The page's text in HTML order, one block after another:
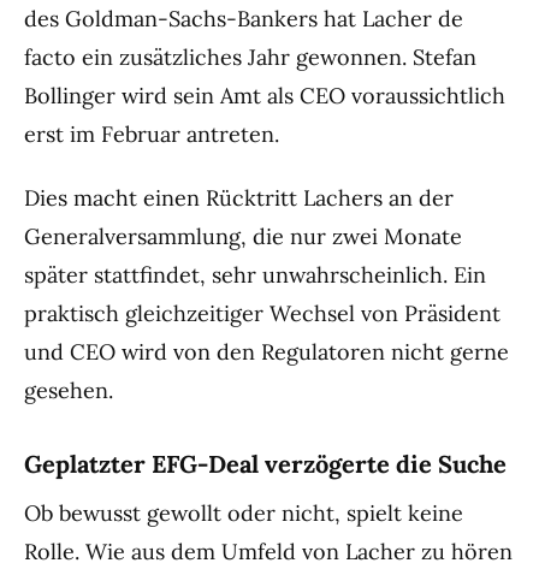
des Goldman-Sachs-Bankers hat Lacher de
facto ein zusätzliches Jahr gewonnen. Stefan
Bollinger wird sein Amt als CEO voraussichtlich
erst im Februar antreten.
Dies macht einen Rücktritt Lachers an der
Generalversammlung, die nur zwei Monate
später stattfindet, sehr unwahrscheinlich. Ein
praktisch gleichzeitiger Wechsel von Präsident
und CEO wird von den Regulatoren nicht gerne
gesehen.
Geplatzter EFG-Deal verzögerte die Suche
Ob bewusst gewollt oder nicht, spielt keine
Rolle. Wie aus dem Umfeld von Lacher zu hören